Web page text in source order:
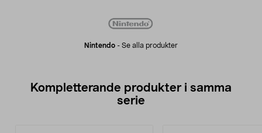
Nintendo - Se alla produkter
Kompletterande produkter i samma
serie